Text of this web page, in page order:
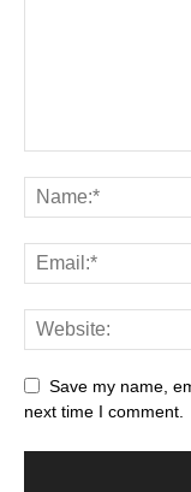
Save my name,
next time I comment.